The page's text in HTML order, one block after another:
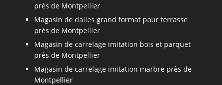
près de Montpellier
Magasin de dalles grand format pour terrasse
près de Montpellier
Magasin de carrelage imitation bois et parquet
près de Montpellier
Magasin de carrelage imitation marbre près de
Montpellier